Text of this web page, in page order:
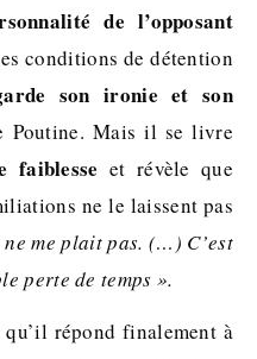
de l’opposant
conditions de détention
son ironie et son
Poutine. Mais il se livre
faiblesseet révèle que
ne le laissent pas
me plait pas. (…) C’est
perte de temps ».
répond finalement à